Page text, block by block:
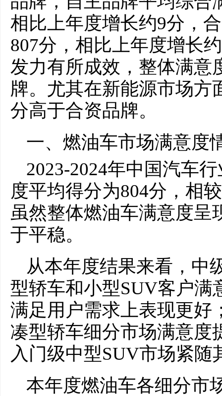
相比上年度增长约9分，
807分，相比上年度增长
发力有所成效，整体满意
牌。尤其在新能源市场方
分高于合资品牌。
一、燃油车市场满意度
2023-2024年中国汽车
度平均得分为804分，相
虽然整体燃油车满意度呈
于平稳。
从本年度结果来看，中
型轿车和小型SUV客户满
满足用户需求上表现更好
凑型轿车细分市场满意度
入门级中型SUV市场紧随
本年度燃油车各细分市